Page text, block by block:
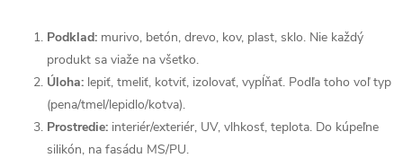
Podklad: murivo, betón, drevo, kov, plast, sklo. Nie každý
produkt sa viaže na všetko.
Úloha: lepiť, tmeliť, kotviť, izolovať, vypĺňať. Podľa toho voľ typ
(pena/tmel/lepidlo/kotva).
Prostredie: interiér/exteriér, UV, vlhkosť, teplota. Do kúpeľne
silikón, na fasádu MS/PU.